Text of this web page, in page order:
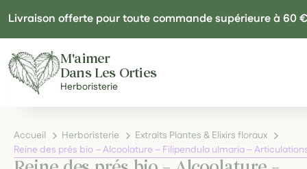
Livraison offerte pour toute commande supérieure à 60 €
M'aimer
Dans Les Orties
Herboristerie
Accueil Herboristerie
Extraits Plantes & Elixirs floraux
Reine des prés bio – Alcoolature – Filipendula ulmaria –